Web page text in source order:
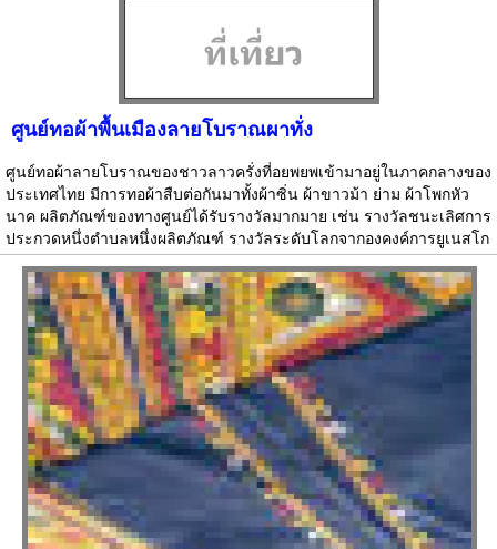
ศูนย์ทอผ้าพื้นเมืองลายโบราณผาทั่ง
ศูนย์ทอผ้าลายโบราณของชาวลาวครั่งที่อยพยพเข้ามาอยู่ในภาคกลางของ
ประเทศไทย มีการทอผ้าสืบต่อกันมาทั้งผ้าซิ่น ผ้าขาวม้า ย่าม ผ้าโพกหัว
นาค ผลิตภัณฑ์ของทางศูนย์ได้รับรางวัลมากมาย เช่น รางวัลชนะเลิศการ
ประกวดหนึ่งตำบลหนึ่งผลิตภัณฑ์ รางวัลระดับโลกจากองคงค์การยูเนสโก